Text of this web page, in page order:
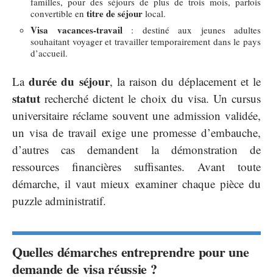
convertible en titre de séjour local.
Visa vacances-travail: destiné aux jeunes adultes
souhaitant voyager et travailler temporairement dans le pays
d’accueil.
Ladurée du séjour, la raison du déplacement et le
statut recherché dictent le choix du visa. Un cursus
universitaire réclame souvent une admission validée,
un visa de travail exige une promesse d’embauche,
d’autres cas demandent la démonstration de
ressources financières suffisantes. Avant toute
démarche, il vaut mieux examiner chaque pièce du
puzzle administratif.
Quelles démarches entreprendre pour une
demande de visa réussie ?